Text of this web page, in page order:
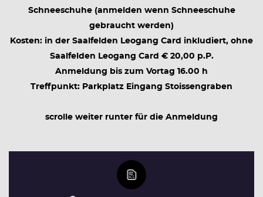
Schneeschuhe (anmelden wenn Schneeschuhe
gebraucht werden)
Kosten: in der Saalfelden Leogang Card inkludiert, ohne
Saalfelden Leogang Card € 20,00 p.P.
Anmeldung bis zum Vortag 16.00 h
Treffpunkt: Parkplatz Eingang Stoissengraben
scrolle weiter runter für die Anmeldung